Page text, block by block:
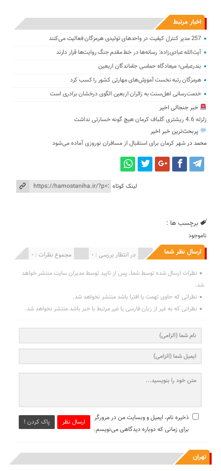
اخبار مرتبط
257 مدیر کنترل کیفیت در واحدهای تولیدی هرمزگان فعالیت می‌کنند
آیت‌الله عبادی‌زاده: رسانه‌ها در خط مقدم جنگ روایت‌ها قرار دارند
بندرعباس؛ میعادگاه حماسی جاماندگان اربعین
هرمزگان رتبه نخست آموزش‌های مهارتی کشور را کسب کرد
خدمت‌رسانی اهل‌سنت به زائران اربعین الگوی درخشان برادری است
خبر جنجالی اخیر
زلزله 4.6 ریشتری گلباف کرمان هیچ گونه خسارتی نداشت
پربحث‌ترین خبر اخیر
محمد درشهر کرمان برای استقبال از مسافران نوروزی آماده می‌شود
لینک کوتاه
برچسب ها :
ناموجود
ارسال نظر شما مجموع نظرات : 0 در انتظار بررسی : 0 انتشار یافته : 0
نظرات ارسال شده توسط شما، پس از تایید توسط مدیران سایت منتشر خواهد
شد.
نظراتی که حاوی تهمت یا افترا باشد منتشر نخواهد شد.
نظراتی که به غیر از زبان فارسی یا غیر مرتبط با خبر باشد منتشر نخواهد شد.
ارسال نظر پاک کردن !
ذخیره نام، ایمیل و وبسایت من در مرورگر
برای زمانی که دوباره دیدگاهی می‌نویسم.
تهران